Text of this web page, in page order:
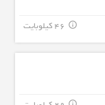
46 کیلوبایت info_outline